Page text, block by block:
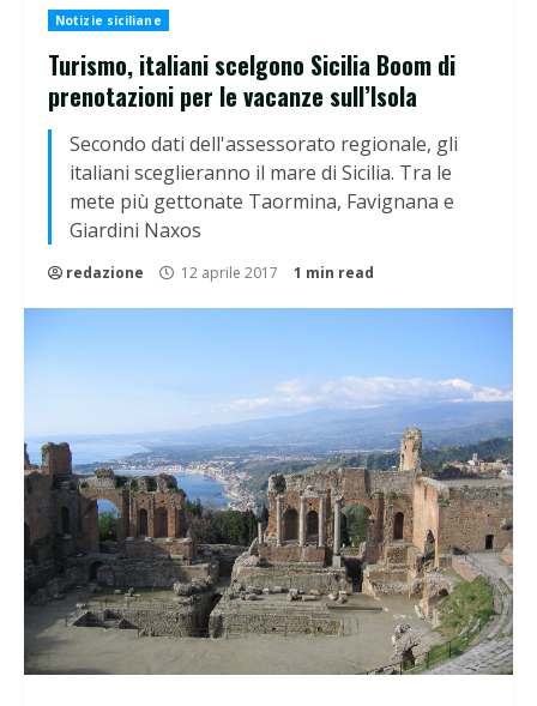
Notizie siciliane
Turismo, italiani scelgono Sicilia Boom di
prenotazioni per le vacanze sull’Isola
Secondo dati dell'assessorato regionale, gli
italiani sceglieranno il mare di Sicilia. Tra le
mete più gettonate Taormina, Favignana e
Giardini Naxos
redazione 12 aprile 2017 1 min read